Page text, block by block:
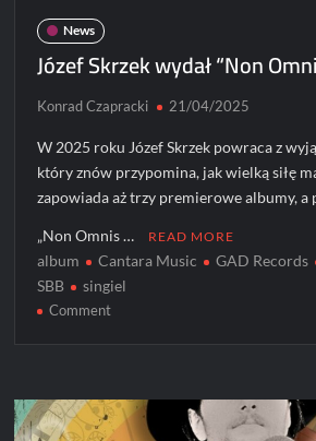
News
Józef Skrzek wydał “Non
Konrad Czapracki 21/04/2025
W 2025 roku Józef Skrzek powraca z
który znów przypomina, jak wielką siłę
zapowiada aż trzy premierowe albumy, a
„Non Omnis … READ MORE
album Cantara Music GAD Records
SBB
singiel
Commenton
“Non
Omnis